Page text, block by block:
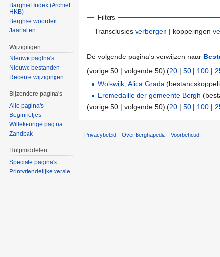
Filters
Transclusies verbergen | koppelingen
De volgende pagina's verwijzen naar
(vorige 50 | volgende 50) (20 | 50 | 100 |
Wolswijk, Alida Grada
Eremedaille der gemeente Bergh
(vorige 50 | volgende 50) (20 | 50 | 100 |
Barghief Index (Archief
HKB)
Berghse woorden
Jaartallen
Wijzigingen
Nieuwe pagina's
Nieuwe bestanden
Recente wijzigingen
Bijzondere pagina's
Alle pagina's
Beginnetjes
Willekeurige pagina
Zandbak
Hulpmiddelen
Speciale pagina's
Printvriendelijke versie
Privacybeleid Over Berghapedia Voorbehoud